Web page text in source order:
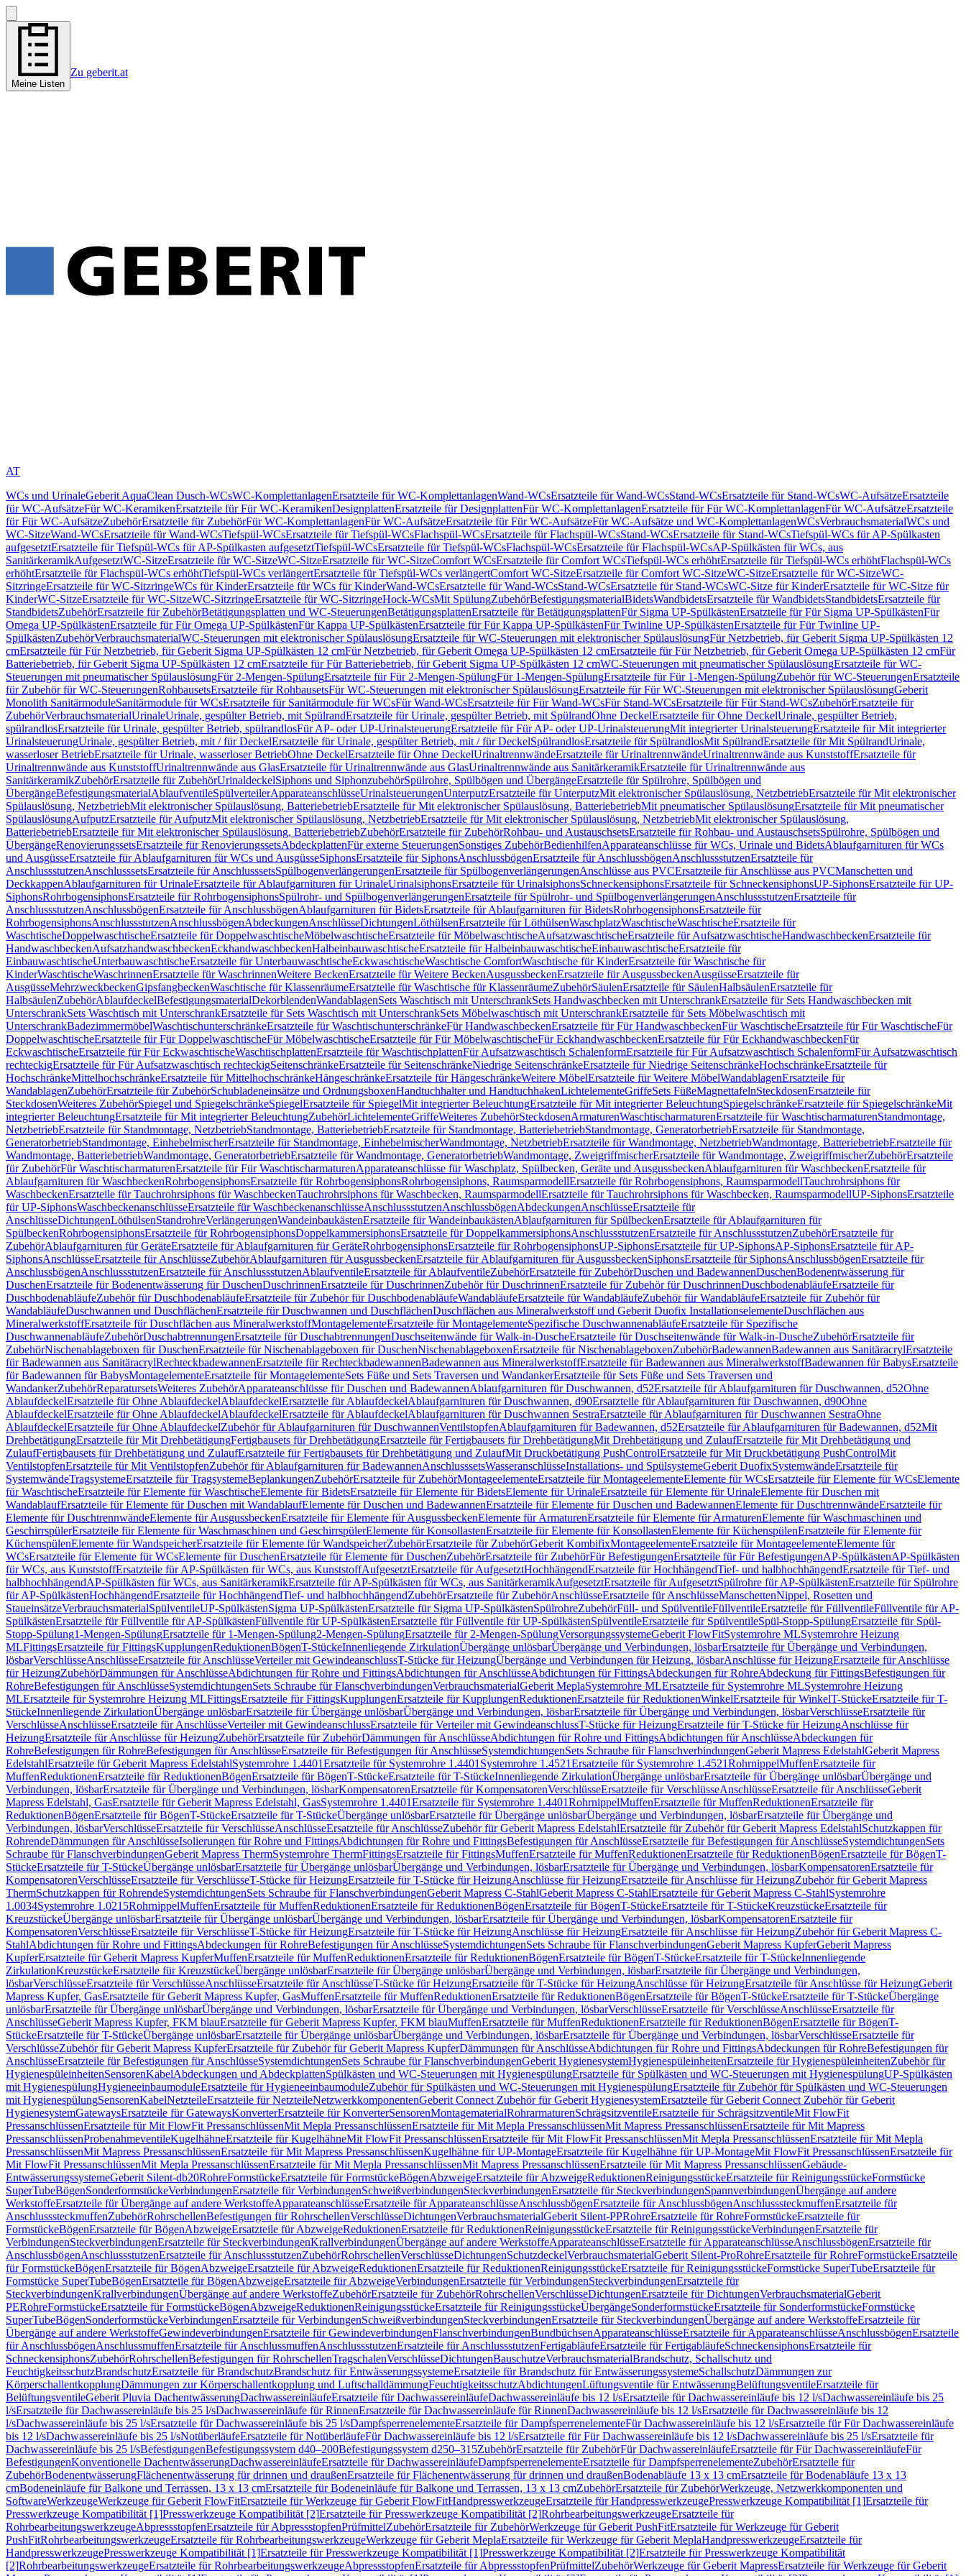
Meine Listen
Zu geberit.at
AT
WCs und UrinaleGeberit AquaClean Dusch-WCsWC-KomplettanlagenErsatzteile für WC-KomplettanlagenWand-WCsErsatzteile für Wand-WCsStand-WCsErsatzteile für Stand-WCsWC-AufsätzeErsatzteile
für WC-AufsätzeFür WC-KeramikenErsatzteile für Für WC-KeramikenDesignplattenErsatzteile für DesignplattenFür WC-KomplettanlagenErsatzteile für Für WC-KomplettanlagenFür WC-AufsätzeErsatzteile
für Für WC-AufsätzeZubehörErsatzteile für ZubehörFür WC-KomplettanlagenFür WC-AufsätzeErsatzteile für Für WC-AufsätzeFür WC-Aufsätze und WC-KomplettanlagenWCsVerbrauchsmaterialWCs und
WC-SitzeWand-WCsErsatzteile für Wand-WCsTiefspül-WCsErsatzteile für Tiefspül-WCsFlachspül-WCsErsatzteile für Flachspül-WCsStand-WCsErsatzteile für Stand-WCsTiefspül-WCs für AP-Spülkasten
aufgesetztErsatzteile für Tiefspül-WCs für AP-Spülkasten aufgesetztTiefspül-WCsErsatzteile für Tiefspül-WCsFlachspül-WCsErsatzteile für Flachspül-WCsAP-Spülkästen für WCs, aus
SanitärkeramikAufgesetztWC-SitzeErsatzteile für WC-SitzeWC-SitzeErsatzteile für WC-SitzeComfort WCsErsatzteile für Comfort WCsTiefspül-WCs erhöhtErsatzteile für Tiefspül-WCs erhöhtFlachspül-WCs
erhöhtErsatzteile für Flachspül-WCs erhöhtTiefspül-WCs verlängertErsatzteile für Tiefspül-WCs verlängertComfort WC-SitzeErsatzteile für Comfort WC-SitzeWC-SitzeErsatzteile für WC-SitzeWC-
SitzringeErsatzteile für WC-SitzringeWCs für KinderErsatzteile für WCs für KinderWand-WCsErsatzteile für Wand-WCsStand-WCsErsatzteile für Stand-WCsWC-Sitze für KinderErsatzteile für WC-Sitze für
KinderWC-SitzeErsatzteile für WC-SitzeWC-SitzringeErsatzteile für WC-SitzringeHock-WCsMit SpülungZubehörBefestigungsmaterialBidetsWandbidetsErsatzteile für WandbidetsStandbidetsErsatzteile für
StandbidetsZubehörErsatzteile für ZubehörBetätigungsplatten und WC-SteuerungenBetätigungsplattenErsatzteile für BetätigungsplattenFür Sigma UP-SpülkästenErsatzteile für Für Sigma UP-SpülkästenFür
Omega UP-SpülkästenErsatzteile für Für Omega UP-SpülkästenFür Kappa UP-SpülkästenErsatzteile für Für Kappa UP-SpülkästenFür Twinline UP-SpülkästenErsatzteile für Für Twinline UP-
SpülkästenZubehörVerbrauchsmaterialWC-Steuerungen mit elektronischer SpülauslösungErsatzteile für WC-Steuerungen mit elektronischer SpülauslösungFür Netzbetrieb, für Geberit Sigma UP-Spülkästen 12
cmErsatzteile für Für Netzbetrieb, für Geberit Sigma UP-Spülkästen 12 cmFür Netzbetrieb, für Geberit Omega UP-Spülkästen 12 cmErsatzteile für Für Netzbetrieb, für Geberit Omega UP-Spülkästen 12 cmFür
Batteriebetrieb, für Geberit Sigma UP-Spülkästen 12 cmErsatzteile für Für Batteriebetrieb, für Geberit Sigma UP-Spülkästen 12 cmWC-Steuerungen mit pneumatischer SpülauslösungErsatzteile für WC-
Steuerungen mit pneumatischer SpülauslösungFür 2-Mengen-SpülungErsatzteile für Für 2-Mengen-SpülungFür 1-Mengen-SpülungErsatzteile für Für 1-Mengen-SpülungZubehör für WC-SteuerungenErsatzteile
für Zubehör für WC-SteuerungenRohbausetsErsatzteile für RohbausetsFür WC-Steuerungen mit elektronischer SpülauslösungErsatzteile für Für WC-Steuerungen mit elektronischer SpülauslösungGeberit
Monolith SanitärmoduleSanitärmodule für WCsErsatzteile für Sanitärmodule für WCsFür Wand-WCsErsatzteile für Für Wand-WCsFür Stand-WCsErsatzteile für Für Stand-WCsZubehörErsatzteile für
ZubehörVerbrauchsmaterialUrinaleUrinale, gespülter Betrieb, mit SpülrandErsatzteile für Urinale, gespülter Betrieb, mit SpülrandOhne DeckelErsatzteile für Ohne DeckelUrinale, gespülter Betrieb,
spülrandlosErsatzteile für Urinale, gespülter Betrieb, spülrandlosFür AP- oder UP-UrinalsteuerungErsatzteile für Für AP- oder UP-UrinalsteuerungMit integrierter UrinalsteuerungErsatzteile für Mit integrierter
UrinalsteuerungUrinale, gespülter Betrieb, mit / für DeckelErsatzteile für Urinale, gespülter Betrieb, mit / für DeckelSpülrandlosErsatzteile für SpülrandlosMit SpülrandErsatzteile für Mit SpülrandUrinale,
wasserloser BetriebErsatzteile für Urinale, wasserloser BetriebOhne DeckelErsatzteile für Ohne DeckelUrinaltrennwändeErsatzteile für UrinaltrennwändeUrinaltrennwände aus KunststoffErsatzteile für
Urinaltrennwände aus KunststoffUrinaltrennwände aus GlasErsatzteile für Urinaltrennwände aus GlasUrinaltrennwände aus SanitärkeramikErsatzteile für Urinaltrennwände aus
SanitärkeramikZubehörErsatzteile für ZubehörUrinaldeckelSiphons und SiphonzubehörSpülrohre, Spülbögen und ÜbergängeErsatzteile für Spülrohre, Spülbögen und
ÜbergängeBefestigungsmaterialAblaufventileSpülverteilerApparateanschlüsseUrinalsteuerungenUnterputzErsatzteile für UnterputzMit elektronischer Spülauslösung, NetzbetriebErsatzteile für Mit elektronischer
Spülauslösung, NetzbetriebMit elektronischer Spülauslösung, BatteriebetriebErsatzteile für Mit elektronischer Spülauslösung, BatteriebetriebMit pneumatischer SpülauslösungErsatzteile für Mit pneumatischer
SpülauslösungAufputzErsatzteile für AufputzMit elektronischer Spülauslösung, NetzbetriebErsatzteile für Mit elektronischer Spülauslösung, NetzbetriebMit elektronischer Spülauslösung,
BatteriebetriebErsatzteile für Mit elektronischer Spülauslösung, BatteriebetriebZubehörErsatzteile für ZubehörRohbau- und AustauschsetsErsatzteile für Rohbau- und AustauschsetsSpülrohre, Spülbögen und
ÜbergängeRenovierungssetsErsatzteile für RenovierungssetsAbdeckplattenFür externe SteuerungenSonstiges ZubehörBedienhilfenApparateanschlüsse für WCs, Urinale und BidetsAblaufgarnituren für WCs
und AusgüsseErsatzteile für Ablaufgarnituren für WCs und AusgüsseSiphonsErsatzteile für SiphonsAnschlussbögenErsatzteile für AnschlussbögenAnschlussstutzenErsatzteile für
AnschlussstutzenAnschlusssetsErsatzteile für AnschlusssetsSpülbogenverlängerungenErsatzteile für SpülbogenverlängerungenAnschlüsse aus PVCErsatzteile für Anschlüsse aus PVCManschetten und
DeckkappenAblaufgarnituren für UrinaleErsatzteile für Ablaufgarnituren für UrinaleUrinalsiphonsErsatzteile für UrinalsiphonsSchneckensiphonsErsatzteile für SchneckensiphonsUP-SiphonsErsatzteile für UP-
SiphonsRohrbogensiphonsErsatzteile für RohrbogensiphonsSpülrohr- und SpülbogenverlängerungenErsatzteile für Spülrohr- und SpülbogenverlängerungenAnschlussstutzenErsatzteile für
AnschlussstutzenAnschlussbögenErsatzteile für AnschlussbögenAblaufgarnituren für BidetsErsatzteile für Ablaufgarnituren für BidetsRohrbogensiphonsErsatzteile für
RohrbogensiphonsAnschlussstutzenAnschlussbögenAbdeckungenAnschlüsseDichtungenLöthülsenErsatzteile für LöthülsenWaschplatzWaschtischeWaschtischeErsatzteile für
WaschtischeDoppelwaschtischeErsatzteile für DoppelwaschtischeMöbelwaschtischeErsatzteile für MöbelwaschtischeAufsatzwaschtischeErsatzteile für AufsatzwaschtischeHandwaschbeckenErsatzteile für
HandwaschbeckenAufsatzhandwaschbeckenEckhandwaschbeckenHalbeinbauwaschtischeErsatzteile für HalbeinbauwaschtischeEinbauwaschtischeErsatzteile für
EinbauwaschtischeUnterbauwaschtischeErsatzteile für UnterbauwaschtischeEckwaschtischeWaschtische ComfortWaschtische für KinderErsatzteile für Waschtische für
KinderWaschtischeWaschrinnenErsatzteile für WaschrinnenWeitere BeckenErsatzteile für Weitere BeckenAusgussbeckenErsatzteile für AusgussbeckenAusgüsseErsatzteile für
AusgüsseMehrzweckbeckenGipsfangbeckenWaschtische für KlassenräumeErsatzteile für Waschtische für KlassenräumeZubehörSäulenErsatzteile für SäulenHalbsäulenErsatzteile für
HalbsäulenZubehörAblaufdeckelBefestigungsmaterialDekorblendenWandablagenSets Waschtisch mit UnterschrankSets Handwaschbecken mit UnterschrankErsatzteile für Sets Handwaschbecken mit
UnterschrankSets Waschtisch mit UnterschrankErsatzteile für Sets Waschtisch mit UnterschrankSets Möbelwaschtisch mit UnterschrankErsatzteile für Sets Möbelwaschtisch mit
UnterschrankBadezimmermöbelWaschtischunterschränkeErsatzteile für WaschtischunterschränkeFür HandwaschbeckenErsatzteile für Für HandwaschbeckenFür WaschtischeErsatzteile für Für WaschtischeFür
DoppelwaschtischeErsatzteile für Für DoppelwaschtischeFür MöbelwaschtischeErsatzteile für Für MöbelwaschtischeFür EckhandwaschbeckenErsatzteile für Für EckhandwaschbeckenFür
EckwaschtischeErsatzteile für Für EckwaschtischeWaschtischplattenErsatzteile für WaschtischplattenFür Aufsatzwaschtisch SchalenformErsatzteile für Für Aufsatzwaschtisch SchalenformFür Aufsatzwaschtisch
rechteckigErsatzteile für Für Aufsatzwaschtisch rechteckigSeitenschränkeErsatzteile für SeitenschränkeNiedrige SeitenschränkeErsatzteile für Niedrige SeitenschränkeHochschränkeErsatzteile für
HochschränkeMittelhochschränkeErsatzteile für MittelhochschränkeHängeschränkeErsatzteile für HängeschränkeWeitere MöbelErsatzteile für Weitere MöbelWandablagenErsatzteile für
WandablagenZubehörErsatzteile für ZubehörSchubladeneinsätze und OrdnungsboxenHandtuchhalter und HandtuchhakenLichtelementeGriffeSets FüßeMagnettafelnSteckdosenErsatzteile für
SteckdosenWeiteres ZubehörSpiegel und SpiegelschränkeSpiegelErsatzteile für SpiegelMit integrierter BeleuchtungErsatzteile für Mit integrierter BeleuchtungSpiegelschränkeErsatzteile für SpiegelschränkeMit
integrierter BeleuchtungErsatzteile für Mit integrierter BeleuchtungZubehörLichtelementeGriffeWeiteres ZubehörSteckdosenArmaturenWaschtischarmaturenErsatzteile für WaschtischarmaturenStandmontage,
NetzbetriebErsatzteile für Standmontage, NetzbetriebStandmontage, BatteriebetriebErsatzteile für Standmontage, BatteriebetriebStandmontage, GeneratorbetriebErsatzteile für Standmontage,
GeneratorbetriebStandmontage, EinhebelmischerErsatzteile für Standmontage, EinhebelmischerWandmontage, NetzbetriebErsatzteile für Wandmontage, NetzbetriebWandmontage, BatteriebetriebErsatzteile für
Wandmontage, BatteriebetriebWandmontage, GeneratorbetriebErsatzteile für Wandmontage, GeneratorbetriebWandmontage, ZweigriffmischerErsatzteile für Wandmontage, ZweigriffmischerZubehörErsatzteile
für ZubehörFür WaschtischarmaturenErsatzteile für Für WaschtischarmaturenApparateanschlüsse für Waschplatz, Spülbecken, Geräte und AusgussbeckenAblaufgarnituren für WaschbeckenErsatzteile für
Ablaufgarnituren für WaschbeckenRohrbogensiphonsErsatzteile für RohrbogensiphonsRohrbogensiphons, RaumsparmodellErsatzteile für Rohrbogensiphons, RaumsparmodellTauchrohrsiphons für
WaschbeckenErsatzteile für Tauchrohrsiphons für WaschbeckenTauchrohrsiphons für Waschbecken, RaumsparmodellErsatzteile für Tauchrohrsiphons für Waschbecken, RaumsparmodellUP-SiphonsErsatzteile
für UP-SiphonsWaschbeckenanschlüsseErsatzteile für WaschbeckenanschlüsseAnschlussstutzenAnschlussbögenAbdeckungenAnschlüsseErsatzteile für
AnschlüsseDichtungenLöthülsenStandrohreVerlängerungenWandeinbaukästenErsatzteile für WandeinbaukästenAblaufgarnituren für SpülbeckenErsatzteile für Ablaufgarnituren für
SpülbeckenRohrbogensiphonsErsatzteile für RohrbogensiphonsDoppelkammersiphonsErsatzteile für DoppelkammersiphonsAnschlussstutzenErsatzteile für AnschlussstutzenZubehörErsatzteile für
ZubehörAblaufgarnituren für GeräteErsatzteile für Ablaufgarnituren für GeräteRohrbogensiphonsErsatzteile für RohrbogensiphonsUP-SiphonsErsatzteile für UP-SiphonsAP-SiphonsErsatzteile für AP-
SiphonsAnschlüsseErsatzteile für AnschlüsseZubehörAblaufgarnituren für AusgussbeckenErsatzteile für Ablaufgarnituren für AusgussbeckenSiphonsErsatzteile für SiphonsAnschlussbögenErsatzteile für
AnschlussbögenAnschlussstutzenErsatzteile für AnschlussstutzenAblaufventileErsatzteile für AblaufventileZubehörErsatzteile für ZubehörDuschen und BadewannenDuschenBodenentwässerung für
DuschenErsatzteile für Bodenentwässerung für DuschenDuschrinnenErsatzteile für DuschrinnenZubehör für DuschrinnenErsatzteile für Zubehör für DuschrinnenDuschbodenabläufeErsatzteile für
DuschbodenabläufeZubehör für DuschbodenabläufeErsatzteile für Zubehör für DuschbodenabläufeWandabläufeErsatzteile für WandabläufeZubehör für WandabläufeErsatzteile für Zubehör für
WandabläufeDuschwannen und DuschflächenErsatzteile für Duschwannen und DuschflächenDuschflächen aus Mineralwerkstoff und Geberit Duofix InstallationselementeDuschflächen aus
MineralwerkstoffErsatzteile für Duschflächen aus MineralwerkstoffMontagelementeErsatzteile für MontagelementeSpezifische DuschwannenabläufeErsatzteile für Spezifische
DuschwannenabläufeZubehörDuschabtrennungenErsatzteile für DuschabtrennungenDuschseitenwände für Walk-in-DuscheErsatzteile für Duschseitenwände für Walk-in-DuscheZubehörErsatzteile für
ZubehörNischenablageboxen für DuschenErsatzteile für Nischenablageboxen für DuschenNischenablageboxenErsatzteile für NischenablageboxenZubehörBadewannenBadewannen aus SanitäracrylErsatzteile
für Badewannen aus SanitäracrylRechteckbadewannenErsatzteile für RechteckbadewannenBadewannen aus MineralwerkstoffErsatzteile für Badewannen aus MineralwerkstoffBadewannen für BabysErsatzteile
für Badewannen für BabysMontagelementeErsatzteile für MontagelementeSets Füße und Sets Traversen und WandankerErsatzteile für Sets Füße und Sets Traversen und
WandankerZubehörReparatursetsWeiteres ZubehörApparateanschlüsse für Duschen und BadewannenAblaufgarnituren für Duschwannen, d52Ersatzteile für Ablaufgarnituren für Duschwannen, d52Ohne
AblaufdeckelErsatzteile für Ohne AblaufdeckelAblaufdeckelErsatzteile für AblaufdeckelAblaufgarnituren für Duschwannen, d90Ersatzteile für Ablaufgarnituren für Duschwannen, d90Ohne
AblaufdeckelErsatzteile für Ohne AblaufdeckelAblaufdeckelErsatzteile für AblaufdeckelAblaufgarnituren für Duschwannen SestraErsatzteile für Ablaufgarnituren für Duschwannen SestraOhne
AblaufdeckelErsatzteile für Ohne AblaufdeckelZubehör für Ablaufgarnituren für DuschwannenVentilstopfenAblaufgarnituren für Badewannen, d52Ersatzteile für Ablaufgarnituren für Badewannen, d52Mit
DrehbetätigungErsatzteile für Mit DrehbetätigungFertigbausets für DrehbetätigungErsatzteile für Fertigbausets für DrehbetätigungMit Drehbetätigung und ZulaufErsatzteile für Mit Drehbetätigung und
ZulaufFertigbausets für Drehbetätigung und ZulaufErsatzteile für Fertigbausets für Drehbetätigung und ZulaufMit Druckbetätigung PushControlErsatzteile für Mit Druckbetätigung PushControlMit
VentilstopfenErsatzteile für Mit VentilstopfenZubehör für Ablaufgarnituren für BadewannenAnschlusssetsWasseranschlüsseInstallations- und SpülsystemeGeberit DuofixSystemwändeErsatzteile für
SystemwändeTragsystemeErsatzteile für TragsystemeBeplankungenZubehörErsatzteile für ZubehörMontageelementeErsatzteile für MontageelementeElemente für WCsErsatzteile für Elemente für WCsElemente
für WaschtischeErsatzteile für Elemente für WaschtischeElemente für BidetsErsatzteile für Elemente für BidetsElemente für UrinaleErsatzteile für Elemente für UrinaleElemente für Duschen mit
WandablaufErsatzteile für Elemente für Duschen mit WandablaufElemente für Duschen und BadewannenErsatzteile für Elemente für Duschen und BadewannenElemente für DuschtrennwändeErsatzteile für
Elemente für DuschtrennwändeElemente für AusgussbeckenErsatzteile für Elemente für AusgussbeckenElemente für ArmaturenErsatzteile für Elemente für ArmaturenElemente für Waschmaschinen und
GeschirrspülerErsatzteile für Elemente für Waschmaschinen und GeschirrspülerElemente für KonsollastenErsatzteile für Elemente für KonsollastenElemente für KüchenspülenErsatzteile für Elemente für
KüchenspülenElemente für WandspeicherErsatzteile für Elemente für WandspeicherZubehörErsatzteile für ZubehörGeberit KombifixMontageelementeErsatzteile für MontageelementeElemente für
WCsErsatzteile für Elemente für WCsElemente für DuschenErsatzteile für Elemente für DuschenZubehörErsatzteile für ZubehörFür BefestigungenErsatzteile für Für BefestigungenAP-SpülkästenAP-Spülkästen
für WCs, aus KunststoffErsatzteile für AP-Spülkästen für WCs, aus KunststoffAufgesetztErsatzteile für AufgesetztHochhängendErsatzteile für HochhängendTief- und halbhochhängendErsatzteile für Tief- und
halbhochhängendAP-Spülkästen für WCs, aus SanitärkeramikErsatzteile für AP-Spülkästen für WCs, aus SanitärkeramikAufgesetztErsatzteile für AufgesetztSpülrohre für AP-SpülkästenErsatzteile für Spülrohre
für AP-SpülkästenHochhängendErsatzteile für HochhängendTief- und halbhochhängendZubehörErsatzteile für ZubehörAnschlüsseErsatzteile für AnschlüsseManschettenNippel, Rosetten und
StaueinsätzeVerbrauchsmaterialSpülventileUP-SpülkästenSigma UP-SpülkästenErsatzteile für Sigma UP-SpülkästenSpülrohreZubehörFüll- und SpülventileFüllventileErsatzteile für FüllventileFüllventile für AP-
SpülkästenErsatzteile für Füllventile für AP-SpülkästenFüllventile für UP-SpülkästenErsatzteile für Füllventile für UP-SpülkästenSpülventileErsatzteile für SpülventileSpül-Stopp-SpülungErsatzteile für Spül-
Stopp-Spülung1-Mengen-SpülungErsatzteile für 1-Mengen-Spülung2-Mengen-SpülungErsatzteile für 2-Mengen-SpülungVersorgungssystemeGeberit FlowFitSystemrohre MLSystemrohre Heizung
MLFittingsErsatzteile für FittingsKupplungenReduktionenBögenT-StückeInnenliegende ZirkulationÜbergänge unlösbarÜbergänge und Verbindungen, lösbarErsatzteile für Übergänge und Verbindungen,
lösbarVerschlüsseAnschlüsseErsatzteile für AnschlüsseVerteiler mit GewindeanschlussT-Stücke für HeizungÜbergänge und Verbindungen für Heizung, lösbarAnschlüsse für HeizungErsatzteile für Anschlüsse
für HeizungZubehörDämmungen für AnschlüsseAbdichtungen für Rohre und FittingsAbdichtungen für AnschlüsseAbdichtungen für FittingsAbdeckungen für RohreAbdeckung für FittingsBefestigungen für
RohreBefestigungen für AnschlüsseSystemdichtungenSets Schraube für FlanschverbindungenVerbrauchsmaterialGeberit MeplaSystemrohre MLErsatzteile für Systemrohre MLSystemrohre Heizung
MLErsatzteile für Systemrohre Heizung MLFittingsErsatzteile für FittingsKupplungenErsatzteile für KupplungenReduktionenErsatzteile für ReduktionenWinkelErsatzteile für WinkelT-StückeErsatzteile für T-
StückeInnenliegende ZirkulationÜbergänge unlösbarErsatzteile für Übergänge unlösbarÜbergänge und Verbindungen, lösbarErsatzteile für Übergänge und Verbindungen, lösbarVerschlüsseErsatzteile für
VerschlüsseAnschlüsseErsatzteile für AnschlüsseVerteiler mit GewindeanschlussErsatzteile für Verteiler mit GewindeanschlussT-Stücke für HeizungErsatzteile für T-Stücke für HeizungAnschlüsse für
HeizungErsatzteile für Anschlüsse für HeizungZubehörErsatzteile für ZubehörDämmungen für AnschlüsseAbdichtungen für Rohre und FittingsAbdichtungen für AnschlüsseAbdeckungen für
RohreBefestigungen für RohreBefestigungen für AnschlüsseErsatzteile für Befestigungen für AnschlüsseSystemdichtungenSets Schraube für FlanschverbindungenGeberit Mapress EdelstahlGeberit Mapress
EdelstahlErsatzteile für Geberit Mapress EdelstahlSystemrohre 1.4401Ersatzteile für Systemrohre 1.4401 Systemrohre 1.4521Ersatzteile für Systemrohre 1.4521RohrnippelMuffenErsatzteile für
MuffenReduktionenErsatzteile für ReduktionenBögenErsatzteile für BögenT-StückeErsatzteile für T-StückeInnenliegende ZirkulationÜbergänge unlösbarErsatzteile für Übergänge unlösbarÜbergänge und
Verbindungen, lösbarErsatzteile für Übergänge und Verbindungen, lösbarKompensatorenErsatzteile für KompensatorenVerschlüsseErsatzteile für VerschlüsseAnschlüsseErsatzteile für AnschlüsseGeberit
Mapress Edelstahl, GasErsatzteile für Geberit Mapress Edelstahl, GasSystemrohre 1.4401Ersatzteile für Systemrohre 1.4401RohrnippelMuffenErsatzteile für MuffenReduktionenErsatzteile für
ReduktionenBögenErsatzteile für BögenT-StückeErsatzteile für T-StückeÜbergänge unlösbarErsatzteile für Übergänge unlösbarÜbergänge und Verbindungen, lösbarErsatzteile für Übergänge und
Verbindungen, lösbarVerschlüsseErsatzteile für VerschlüsseAnschlüsseErsatzteile für AnschlüsseZubehör für Geberit Mapress EdelstahlErsatzteile für Zubehör für Geberit Mapress EdelstahlSchutzkappen für
RohrendeDämmungen für AnschlüsseIsolierungen für Rohre und FittingsAbdichtungen für Rohre und FittingsBefestigungen für AnschlüsseErsatzteile für Befestigungen für AnschlüsseSystemdichtungenSets
Schraube für FlanschverbindungenGeberit Mapress ThermSystemrohre ThermFittingsErsatzteile für FittingsMuffenErsatzteile für MuffenReduktionenErsatzteile für ReduktionenBögenErsatzteile für BögenT-
StückeErsatzteile für T-StückeÜbergänge unlösbarErsatzteile für Übergänge unlösbarÜbergänge und Verbindungen, lösbarErsatzteile für Übergänge und Verbindungen, lösbarKompensatorenErsatzteile für
KompensatorenVerschlüsseErsatzteile für VerschlüsseT-Stücke für HeizungErsatzteile für T-Stücke für HeizungAnschlüsse für HeizungErsatzteile für Anschlüsse für HeizungZubehör für Geberit Mapress
ThermSchutzkappen für RohrendeSystemdichtungenSets Schraube für FlanschverbindungenGeberit Mapress C-StahlGeberit Mapress C-StahlErsatzteile für Geberit Mapress C-StahlSystemrohre
1.0034Systemrohre 1.0215RohrnippelMuffenErsatzteile für MuffenReduktionenErsatzteile für ReduktionenBögenErsatzteile für BögenT-StückeErsatzteile für T-StückeKreuzstückeErsatzteile für
KreuzstückeÜbergänge unlösbarErsatzteile für Übergänge unlösbarÜbergänge und Verbindungen, lösbarErsatzteile für Übergänge und Verbindungen, lösbarKompensatorenErsatzteile für
KompensatorenVerschlüsseErsatzteile für VerschlüsseT-Stücke für HeizungErsatzteile für T-Stücke für HeizungAnschlüsse für HeizungErsatzteile für Anschlüsse für HeizungZubehör für Geberit Mapress C-
StahlAbdichtungen für Rohre und FittingsAbdeckungen für RohreBefestigungen für AnschlüsseSystemdichtungenSets Schraube für FlanschverbindungenGeberit Mapress KupferGeberit Mapress
KupferErsatzteile für Geberit Mapress KupferMuffenErsatzteile für MuffenReduktionenErsatzteile für ReduktionenBögenErsatzteile für BögenT-StückeErsatzteile für T-StückeInnenliegende
ZirkulationKreuzstückeErsatzteile für KreuzstückeÜbergänge unlösbarErsatzteile für Übergänge unlösbarÜbergänge und Verbindungen, lösbarErsatzteile für Übergänge und Verbindungen,
lösbarVerschlüsseErsatzteile für VerschlüsseAnschlüsseErsatzteile für AnschlüsseT-Stücke für HeizungErsatzteile für T-Stücke für HeizungAnschlüsse für HeizungErsatzteile für Anschlüsse für HeizungGeberit
Mapress Kupfer, GasErsatzteile für Geberit Mapress Kupfer, GasMuffenErsatzteile für MuffenReduktionenErsatzteile für ReduktionenBögenErsatzteile für BögenT-StückeErsatzteile für T-StückeÜbergänge
unlösbarErsatzteile für Übergänge unlösbarÜbergänge und Verbindungen, lösbarErsatzteile für Übergänge und Verbindungen, lösbarVerschlüsseErsatzteile für VerschlüsseAnschlüsseErsatzteile für
AnschlüsseGeberit Mapress Kupfer, FKM blauErsatzteile für Geberit Mapress Kupfer, FKM blauMuffenErsatzteile für MuffenReduktionenErsatzteile für ReduktionenBögenErsatzteile für BögenT-
StückeErsatzteile für T-StückeÜbergänge unlösbarErsatzteile für Übergänge unlösbarÜbergänge und Verbindungen, lösbarErsatzteile für Übergänge und Verbindungen, lösbarVerschlüsseErsatzteile für
VerschlüsseZubehör für Geberit Mapress KupferErsatzteile für Zubehör für Geberit Mapress KupferDämmungen für AnschlüsseAbdichtungen für Rohre und FittingsAbdeckungen für RohreBefestigungen für
AnschlüsseErsatzteile für Befestigungen für AnschlüsseSystemdichtungenSets Schraube für FlanschverbindungenGeberit HygienesystemHygienespüleinheitenErsatzteile für HygienespüleinheitenZubehör für
HygienespüleinheitenSensorenKabelAbdeckungen und AbdeckplattenSpülkästen und WC-Steuerungen mit HygienespülungErsatzteile für Spülkästen und WC-Steuerungen mit HygienespülungUP-Spülkästen
mit HygienespülungHygieneeinbaumoduleErsatzteile für HygieneeinbaumoduleZubehör für Spülkästen und WC-Steuerungen mit HygienespülungErsatzteile für Zubehör für Spülkästen und WC-Steuerungen
mit HygienespülungSensorenKabelNetzteileErsatzteile für NetzteileNetzwerkkomponentenGeberit Connect Zubehör für Geberit HygienesystemErsatzteile für Geberit Connect Zubehör für Geberit
HygienesystemGatewaysErsatzteile für GatewaysKonverterErsatzteile für KonverterSensorenMontagematerialRohrarmaturenSchrägsitzventileErsatzteile für SchrägsitzventileMit FlowFit
PressanschlüssenErsatzteile für Mit FlowFit PressanschlüssenMit Mepla PressanschlüssenErsatzteile für Mit Mepla PressanschlüssenMit Mapress PressanschlüssenErsatzteile für Mit Mapress
PressanschlüssenProbenahmeventileKugelhähneErsatzteile für KugelhähneMit FlowFit PressanschlüssenErsatzteile für Mit FlowFit PressanschlüssenMit Mepla PressanschlüssenErsatzteile für Mit Mepla
PressanschlüssenMit Mapress PressanschlüssenErsatzteile für Mit Mapress PressanschlüssenKugelhähne für UP-MontageErsatzteile für Kugelhähne für UP-MontageMit FlowFit PressanschlüssenErsatzteile für
Mit FlowFit PressanschlüssenMit Mepla PressanschlüssenErsatzteile für Mit Mepla PressanschlüssenMit Mapress PressanschlüssenErsatzteile für Mit Mapress PressanschlüssenGebäude-
EntwässerungssystemeGeberit Silent-db20RohreFormstückeErsatzteile für FormstückeBögenAbzweigeErsatzteile für AbzweigeReduktionenReinigungsstückeErsatzteile für ReinigungsstückeFormstücke
SuperTubeBögenSonderformstückeVerbindungenErsatzteile für VerbindungenSchweißverbindungenSteckverbindungenErsatzteile für SteckverbindungenSpannverbindungenÜbergänge auf andere
WerkstoffeErsatzteile für Übergänge auf andere WerkstoffeApparateanschlüsseErsatzteile für ApparateanschlüsseAnschlussbögenErsatzteile für AnschlussbögenAnschlusssteckmuffenErsatzteile für
AnschlusssteckmuffenZubehörRohrschellenBefestigungen für RohrschellenVerschlüsseDichtungenVerbrauchsmaterialGeberit Silent-PPRohreErsatzteile für RohreFormstückeErsatzteile für
FormstückeBögenErsatzteile für BögenAbzweigeErsatzteile für AbzweigeReduktionenErsatzteile für ReduktionenReinigungsstückeErsatzteile für ReinigungsstückeVerbindungenErsatzteile für
VerbindungenSteckverbindungenErsatzteile für SteckverbindungenKrallverbindungenÜbergänge auf andere WerkstoffeApparateanschlüsseErsatzteile für ApparateanschlüsseAnschlussbögenErsatzteile für
AnschlussbögenAnschlussstutzenErsatzteile für AnschlussstutzenZubehörRohrschellenVerschlüsseDichtungenSchutzdeckelVerbrauchsmaterialGeberit Silent-ProRohreErsatzteile für RohreFormstückeErsatzteile
für FormstückeBögenErsatzteile für BögenAbzweigeErsatzteile für AbzweigeReduktionenErsatzteile für ReduktionenReinigungsstückeErsatzteile für ReinigungsstückeFormstücke SuperTubeErsatzteile für
Formstücke SuperTubeBögenErsatzteile für BögenAbzweigeErsatzteile für AbzweigeVerbindungenErsatzteile für VerbindungenSteckverbindungenErsatzteile für
SteckverbindungenKrallverbindungenÜbergänge auf andere WerkstoffeZubehörErsatzteile für ZubehörRohrschellenVerschlüsseDichtungenErsatzteile für DichtungenVerbrauchsmaterialGeberit
PERohreFormstückeErsatzteile für FormstückeBögenAbzweigeReduktionenReinigungsstückeErsatzteile für ReinigungsstückeÜbergängeSonderformstückeErsatzteile für SonderformstückeFormstücke
SuperTubeBögenSonderformstückeVerbindungenErsatzteile für VerbindungenSchweißverbindungenSteckverbindungenErsatzteile für SteckverbindungenÜbergänge auf andere WerkstoffeErsatzteile für
Übergänge auf andere WerkstoffeGewindeverbindungenErsatzteile für GewindeverbindungenFlanschverbindungenBundbüchsenApparateanschlüsseErsatzteile für ApparateanschlüsseAnschlussbögenErsatzteile
für AnschlussbögenAnschlussmuffenErsatzteile für AnschlussmuffenAnschlussstutzenErsatzteile für AnschlussstutzenFertigabläufeErsatzteile für FertigabläufeSchneckensiphonsErsatzteile für
SchneckensiphonsZubehörRohrschellenBefestigungen für RohrschellenTragschalenVerschlüsseDichtungenBauschutzeVerbrauchsmaterialBrandschutz, Schallschutz und
FeuchtigkeitsschutzBrandschutzErsatzteile für BrandschutzBrandschutz für EntwässerungssystemeErsatzteile für Brandschutz für EntwässerungssystemeSchallschutzDämmungen zur
KörperschallentkopplungDämmungen zur Körperschallentkopplung und LuftschalldämmungFeuchtigkeitsschutzAbdichtungenLüftungsventile für EntwässerungBelüftungsventileErsatzteile für
BelüftungsventileGeberit Pluvia DachentwässerungDachwassereinläufeErsatzteile für DachwassereinläufeDachwassereinläufe bis 12 l/sErsatzteile für Dachwassereinläufe bis 12 l/sDachwassereinläufe bis 25
l/sErsatzteile für Dachwassereinläufe bis 25 l/sDachwassereinläufe für RinnenErsatzteile für Dachwassereinläufe für RinnenDachwassereinläufe bis 12 l/sErsatzteile für Dachwassereinläufe bis 12
l/sDachwassereinläufe bis 25 l/sErsatzteile für Dachwassereinläufe bis 25 l/sDampfsperrenelementeErsatzteile für DampfsperrenelementeFür Dachwassereinläufe bis 12 l/sErsatzteile für Für Dachwassereinläufe
bis 12 l/sDachwassereinläufe bis 25 l/sNotüberläufeErsatzteile für NotüberläufeFür Dachwassereinläufe bis 12 l/sErsatzteile für Für Dachwassereinläufe bis 12 l/sDachwassereinläufe bis 25 l/sErsatzteile für
Dachwassereinläufe bis 25 l/sBefestigungenBefestigungssystem d40–200Befestigungssystem d250–315ZubehörErsatzteile für ZubehörFür DachwassereinläufeErsatzteile für Für DachwassereinläufeFür
BefestigungenKonventionelle DachentwässerungDachwassereinläufeErsatzteile für DachwassereinläufeDampfsperrenelementeErsatzteile für DampfsperrenelementeZubehörErsatzteile für
ZubehörBodenentwässerungFlächenentwässerung für drinnen und draußenErsatzteile für Flächenentwässerung für drinnen und draußenBodenabläufe 13 x 13 cmErsatzteile für Bodenabläufe 13 x 13
cmBodeneinläufe für Balkone und Terrassen, 13 x 13 cmErsatzteile für Bodeneinläufe für Balkone und Terrassen, 13 x 13 cmZubehörErsatzteile für ZubehörWerkzeuge, Netzwerkkomponenten und
SoftwareWerkzeugeWerkzeuge für Geberit FlowFitErsatzteile für Werkzeuge für Geberit FlowFitHandpresswerkzeugeErsatzteile für HandpresswerkzeugePresswerkzeuge Kompatibilität [1]Ersatzteile für
Presswerkzeuge Kompatibilität [1]Presswerkzeuge Kompatibilität [2]Ersatzteile für Presswerkzeuge Kompatibilität [2]RohrbearbeitungswerkzeugeErsatzteile für
RohrbearbeitungswerkzeugeAbpressstopfenErsatzteile für AbpressstopfenPrüfmittelZubehörErsatzteile für ZubehörWerkzeuge für Geberit PushFitErsatzteile für Werkzeuge für Geberit
PushFitRohrbearbeitungswerkzeugeErsatzteile für RohrbearbeitungswerkzeugeWerkzeuge für Geberit MeplaErsatzteile für Werkzeuge für Geberit MeplaHandpresswerkzeugeErsatzteile für
HandpresswerkzeugePresswerkzeuge Kompatibilität [1]Ersatzteile für Presswerkzeuge Kompatibilität [1]Presswerkzeuge Kompatibilität [2]Ersatzteile für Presswerkzeuge Kompatibilität
[2]RohrbearbeitungswerkzeugeErsatzteile für RohrbearbeitungswerkzeugeAbpressstopfenErsatzteile für AbpressstopfenPrüfmittelZubehörWerkzeuge für Geberit MapressErsatzteile für Werkzeuge für Geberit